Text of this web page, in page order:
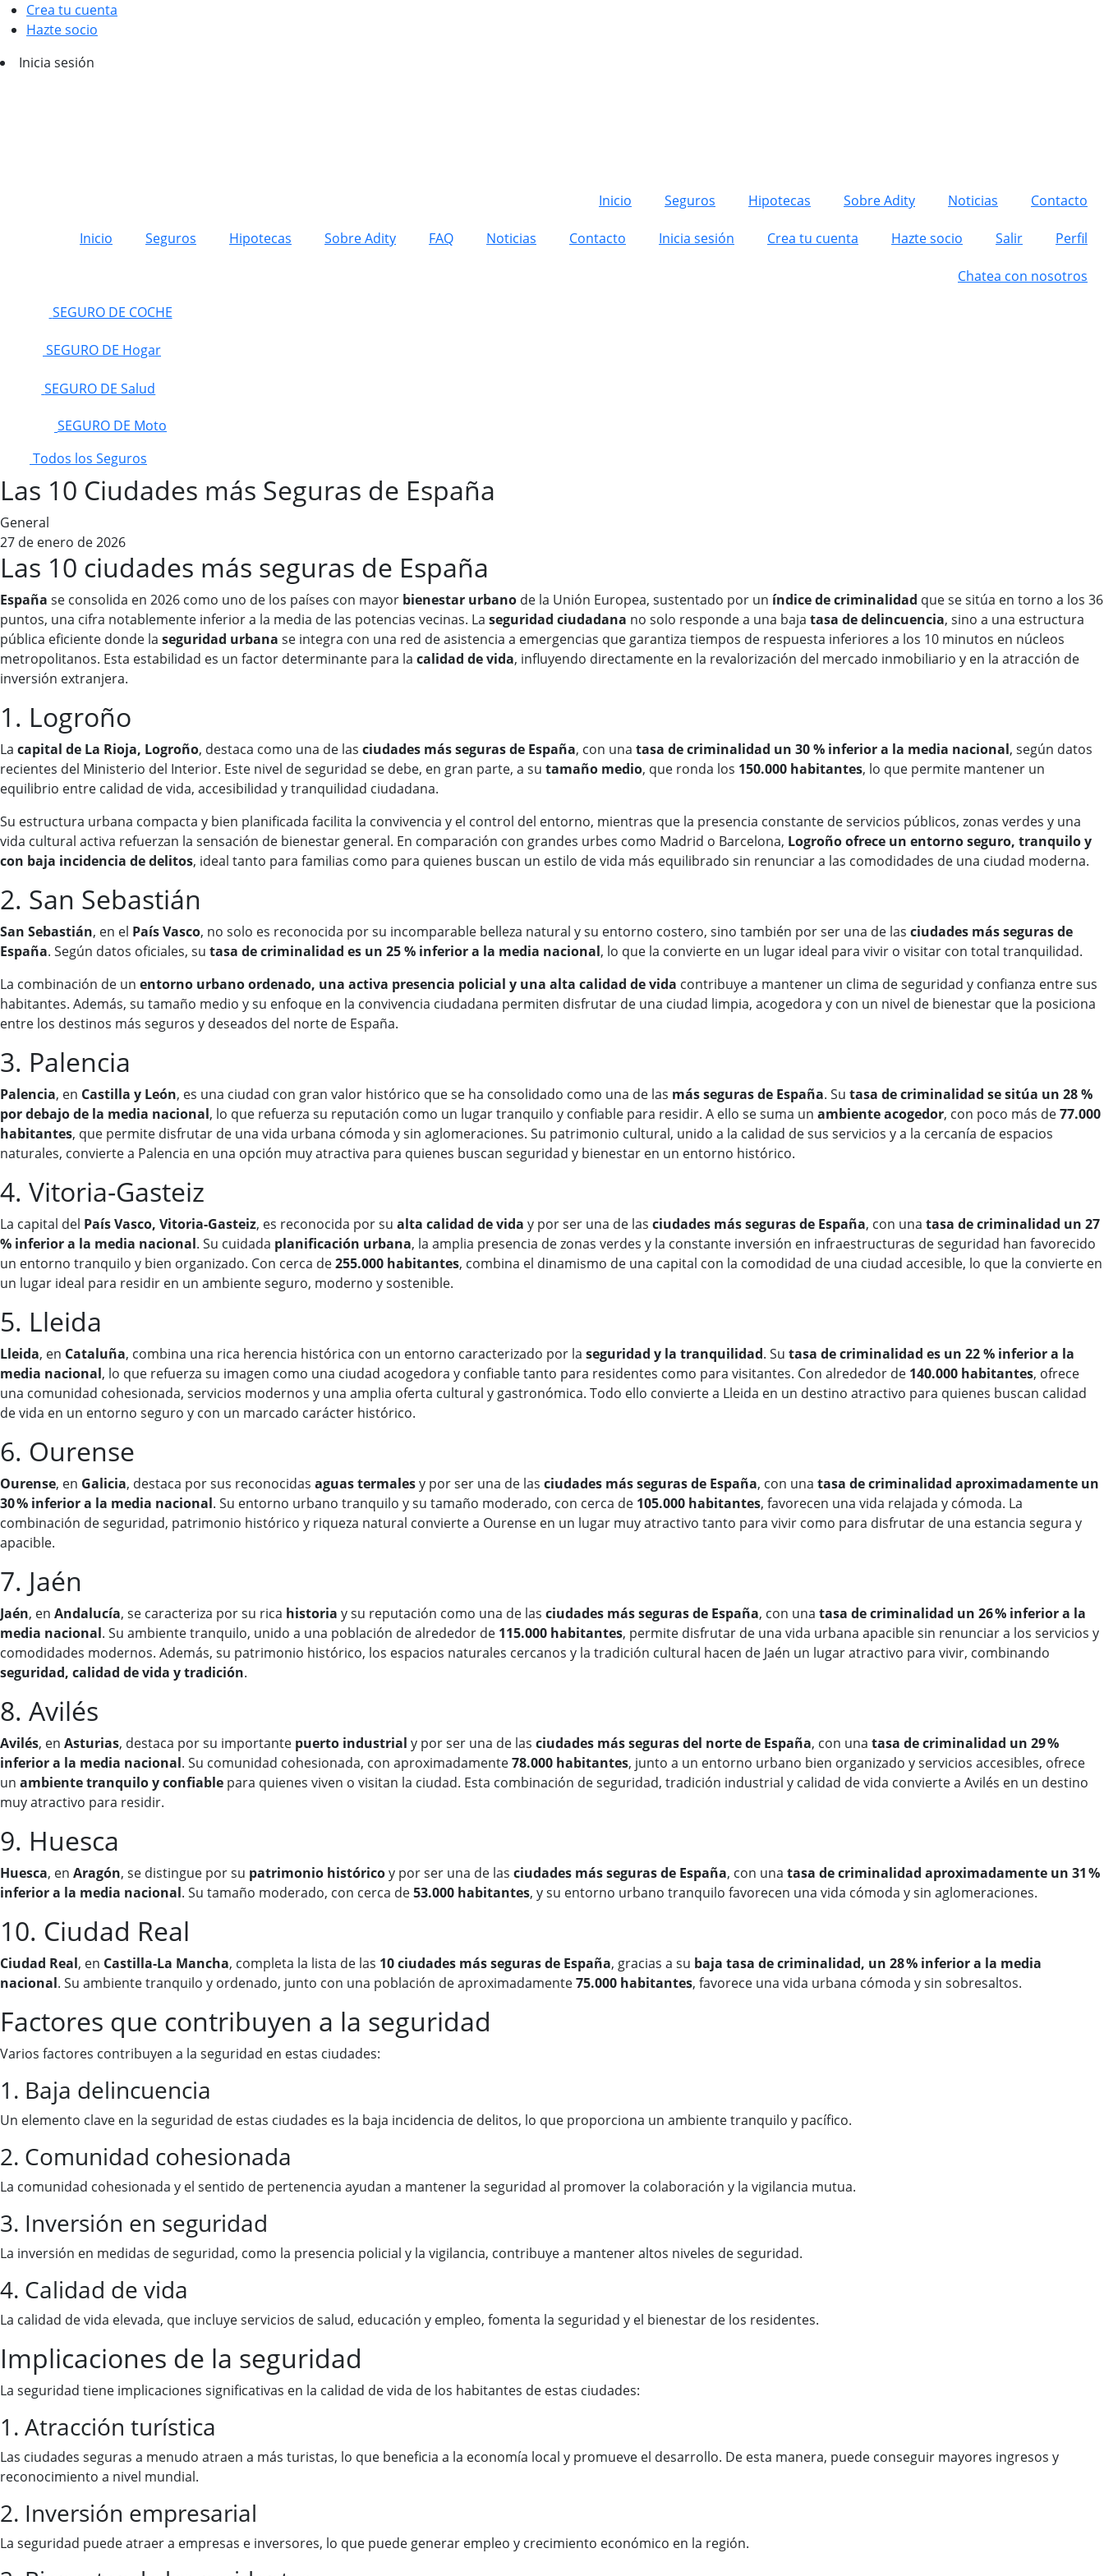
Crea tu cuenta
Hazte socio
Inicia sesión
Inicio Seguros Hipotecas Sobre Adity Noticias Contacto
Inicio Seguros Hipotecas Sobre Adity FAQ Noticias Contacto Inicia sesión Crea tu cuenta Hazte socio Salir Perfil
Chatea con nosotros
SEGURO DE COCHE
SEGURO DE Hogar
SEGURO DE Salud
SEGURO DE Moto
Todos los Seguros
Las 10 Ciudades más Seguras de España
General
27 de enero de 2026
Las 10 ciudades más seguras de España
España se consolida en 2026 como uno de los países con mayor bienestar urbano de la Unión Europea, sustentado por un índice de criminalidad que se sitúa en torno a los 36
puntos, una cifra notablemente inferior a la media de las potencias vecinas. La seguridad ciudadana no solo responde a una baja tasa de delincuencia, sino a una estructura
pública eficiente donde la seguridad urbana se integra con una red de asistencia a emergencias que garantiza tiempos de respuesta inferiores a los 10 minutos en núcleos
metropolitanos. Esta estabilidad es un factor determinante para la calidad de vida, influyendo directamente en la revalorización del mercado inmobiliario y en la atracción de
inversión extranjera.
1. Logroño
La capital de La Rioja, Logroño, destaca como una de las ciudades más seguras de España, con una tasa de criminalidad un 30 % inferior a la media nacional, según datos
recientes del Ministerio del Interior. Este nivel de seguridad se debe, en gran parte, a su tamaño medio, que ronda los 150.000 habitantes, lo que permite mantener un
equilibrio entre calidad de vida, accesibilidad y tranquilidad ciudadana.
Su estructura urbana compacta y bien planificada facilita la convivencia y el control del entorno, mientras que la presencia constante de servicios públicos, zonas verdes y una
vida cultural activa refuerzan la sensación de bienestar general. En comparación con grandes urbes como Madrid o Barcelona, Logroño ofrece un entorno seguro, tranquilo y
con baja incidencia de delitos, ideal tanto para familias como para quienes buscan un estilo de vida más equilibrado sin renunciar a las comodidades de una ciudad moderna.
2. San Sebastián
San Sebastián, en el País Vasco, no solo es reconocida por su incomparable belleza natural y su entorno costero, sino también por ser una de las ciudades más seguras de
España. Según datos oficiales, su tasa de criminalidad es un 25 % inferior a la media nacional, lo que la convierte en un lugar ideal para vivir o visitar con total tranquilidad.
La combinación de un entorno urbano ordenado, una activa presencia policial y una alta calidad de vida contribuye a mantener un clima de seguridad y confianza entre sus
habitantes. Además, su tamaño medio y su enfoque en la convivencia ciudadana permiten disfrutar de una ciudad limpia, acogedora y con un nivel de bienestar que la posiciona
entre los destinos más seguros y deseados del norte de España.
3. Palencia
Palencia, en Castilla y León, es una ciudad con gran valor histórico que se ha consolidado como una de las más seguras de España. Su tasa de criminalidad se sitúa un 28 %
por debajo de la media nacional, lo que refuerza su reputación como un lugar tranquilo y confiable para residir. A ello se suma un ambiente acogedor, con poco más de77.000
habitantes, que permite disfrutar de una vida urbana cómoda y sin aglomeraciones. Su patrimonio cultural, unido a la calidad de sus servicios y a la cercanía de espacios
naturales, convierte a Palencia en una opción muy atractiva para quienes buscan seguridad y bienestar en un entorno histórico.
4. Vitoria-Gasteiz
La capital del País Vasco, Vitoria-Gasteiz, es reconocida por su alta calidad de vida y por ser una de las ciudades más seguras de España, con una tasa de criminalidad un 27
% inferior a la media nacional. Su cuidada planificación urbana, la amplia presencia de zonas verdes y la constante inversión en infraestructuras de seguridad han favorecido
un entorno tranquilo y bien organizado. Con cerca de255.000 habitantes, combina el dinamismo de una capital con la comodidad de una ciudad accesible, lo que la convierte en
un lugar ideal para residir en un ambiente seguro, moderno y sostenible.
5. Lleida
Lleida, en Cataluña, combina una rica herencia histórica con un entorno caracterizado por la seguridad y la tranquilidad. Su tasa de criminalidad es un 22 % inferior a la
media nacional, lo que refuerza su imagen como una ciudad acogedora y confiable tanto para residentes como para visitantes. Con alrededor de 140.000 habitantes, ofrece
una comunidad cohesionada, servicios modernos y una amplia oferta cultural y gastronómica. Todo ello convierte a Lleida en un destino atractivo para quienes buscan calidad
de vida en un entorno seguro y con un marcado carácter histórico.
6. Ourense
Ourense, en Galicia, destaca por sus reconocidas aguas termalesy por ser una de las ciudades más seguras de España, con una tasa de criminalidad aproximadamente un
30 % inferior a la media nacional. Su entorno urbano tranquilo y su tamaño moderado, con cerca de 105.000 habitantes, favorecen una vida relajada y cómoda. La
combinación de seguridad, patrimonio histórico y riqueza natural convierte a Ourense en un lugar muy atractivo tanto para vivir como para disfrutar de una estancia segura y
apacible.
7. Jaén
Jaén, en Andalucía, se caracteriza por su rica historia y su reputación como una de las ciudades más seguras de España, con una tasa de criminalidad un 26 % inferior a la
media nacional. Su ambiente tranquilo, unido a una población de alrededor de 115.000 habitantes, permite disfrutar de una vida urbana apacible sin renunciar a los servicios y
comodidades modernos. Además, su patrimonio histórico, los espacios naturales cercanos y la tradición cultural hacen de Jaén un lugar atractivo para vivir, combinando
seguridad, calidad de vida y tradición.
8. Avilés
Avilés, en Asturias, destaca por su importante puerto industrial y por ser una de las ciudades más seguras del norte de España, con una tasa de criminalidad un 29 %
inferior a la media nacional. Su comunidad cohesionada, con aproximadamente78.000 habitantes, junto a un entorno urbano bien organizado y servicios accesibles, ofrece
un ambiente tranquilo y confiable para quienes viven o visitan la ciudad. Esta combinación de seguridad, tradición industrial y calidad de vida convierte a Avilés en un destino
muy atractivo para residir.
9. Huesca
Huesca, en Aragón, se distingue por su patrimonio históricoy por ser una de las ciudades más seguras de España, con una tasa de criminalidad aproximadamente un 31 %
inferior a la media nacional. Su tamaño moderado, con cerca de53.000 habitantes, y su entorno urbano tranquilo favorecen una vida cómoda y sin aglomeraciones.
10. Ciudad Real
Ciudad Real, en Castilla-La Mancha, completa la lista de las 10 ciudades más seguras de España, gracias a su baja tasa de criminalidad, un 28 % inferior a la media
nacional. Su ambiente tranquilo y ordenado, junto con una población de aproximadamente75.000 habitantes, favorece una vida urbana cómoda y sin sobresaltos.
Factores que contribuyen a la seguridad
Varios factores contribuyen a la seguridad en estas ciudades:
1. Baja delincuencia
Un elemento clave en la seguridad de estas ciudades es la baja incidencia de delitos, lo que proporciona un ambiente tranquilo y pacífico.
2. Comunidad cohesionada
La comunidad cohesionada y el sentido de pertenencia ayudan a mantener la seguridad al promover la colaboración y la vigilancia mutua.
3. Inversión en seguridad
La inversión en medidas de seguridad, como la presencia policial y la vigilancia, contribuye a mantener altos niveles de seguridad.
4. Calidad de vida
La calidad de vida elevada, que incluye servicios de salud, educación y empleo, fomenta la seguridad y el bienestar de los residentes.
Implicaciones de la seguridad
La seguridad tiene implicaciones significativas en la calidad de vida de los habitantes de estas ciudades:
1. Atracción turística
Las ciudades seguras a menudo atraen a más turistas, lo que beneficia a la economía local y promueve el desarrollo. De esta manera, puede conseguir mayores ingresos y
reconocimiento a nivel mundial.
2. Inversión empresarial
La seguridad puede atraer a empresas e inversores, lo que puede generar empleo y crecimiento económico en la región.